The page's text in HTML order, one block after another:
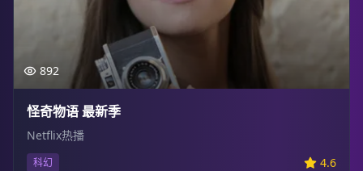
892
怪奇物语 最新季
Netflix热播
科幻 4.6